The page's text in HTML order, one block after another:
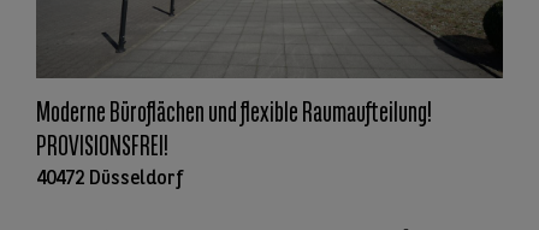
Moderne Büroflächen und flexible Raumaufteilung!
PROVISIONSFREI!
40472 Düsseldorf